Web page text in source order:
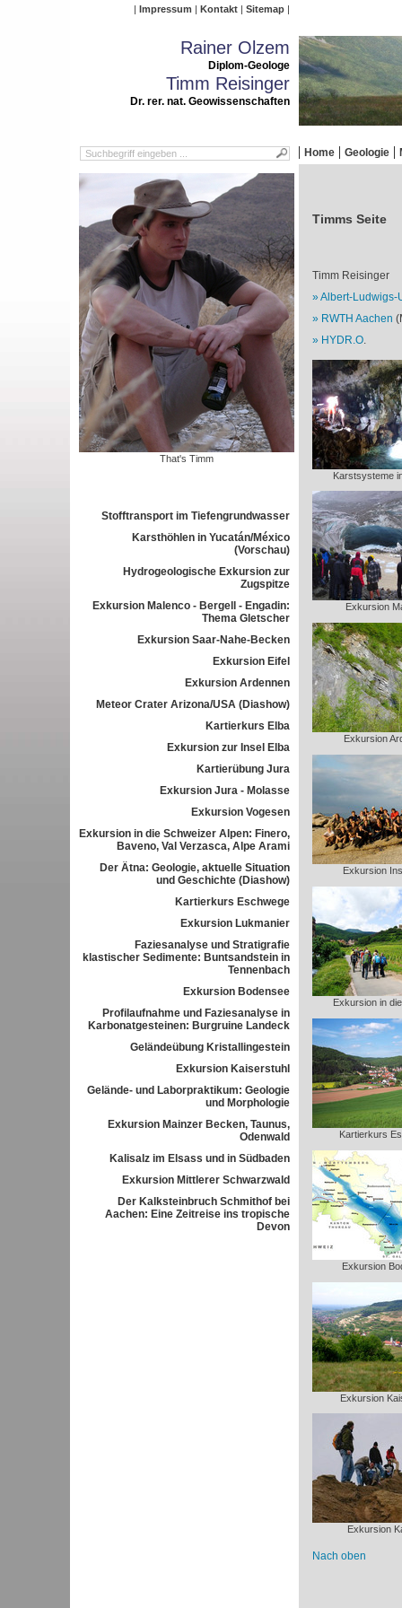
Impressum Kontakt Sitemap
Rainer Olzem
Diplom-Geologe
Timm Reisinger
Dr. rer. nat. Geowissenschaften
Home Geologie
That's Timm
Stofftransport im Tiefengrundwasser
Karsthöhlen in Yucatán/México
(Vorschau)
Hydrogeologische Exkursion zur
Zugspitze
Exkursion Malenco - Bergell - Engadin:
Thema Gletscher
Exkursion Saar-Nahe-Becken
Exkursion Eifel
Exkursion Ardennen
Meteor Crater Arizona/USA (Diashow)
Kartierkurs Elba
Exkursion zur Insel Elba
Kartierübung Jura
Exkursion Jura - Molasse
Exkursion Vogesen
Exkursion in die Schweizer Alpen: Finero,
Baveno, Val Verzasca, Alpe Arami
Der Ätna: Geologie, aktuelle Situation
und Geschichte (Diashow)
Kartierkurs Eschwege
Exkursion Lukmanier
Faziesanalyse und Stratigrafie
klastischer Sedimente: Buntsandstein in
Tennenbach
Exkursion Bodensee
Profilaufnahme und Faziesanalyse in
Karbonatgesteinen: Burgruine Landeck
Geländeübung Kristallingestein
Exkursion Kaiserstuhl
Gelände- und Laborpraktikum: Geologie
und Morphologie
Exkursion Mainzer Becken, Taunus,
Odenwald
Kalisalz im Elsass und in Südbaden
Exkursion Mittlerer Schwarzwald
Der Kalksteinbruch Schmithof bei
Aachen: Eine Zeitreise ins tropische
Devon
Timms Seite
Timm Reisinger
Albert-Ludwigs-
RWTH Aachen
HYDR.O.
Karstsysteme
Exkursion
Exkursion
Exkursion
Exkursion in
Kartierkurs
Exkursion
Exkursion
Exkursion
Nach oben